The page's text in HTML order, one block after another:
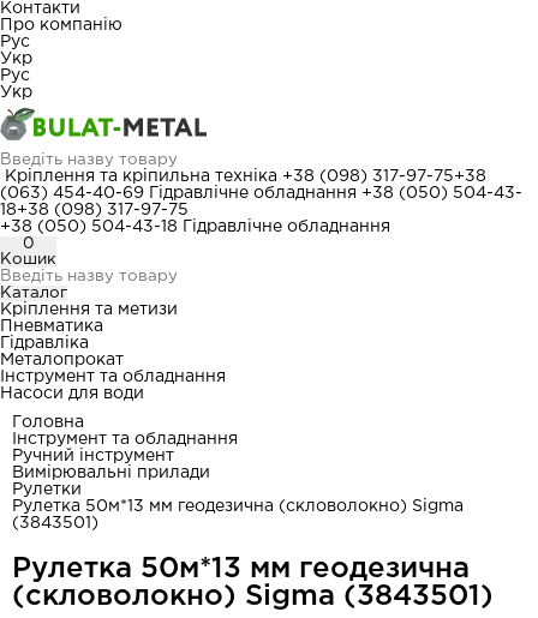
Контакти
Про компанію
Рус
Укр
Рус
Укр
Кріплення та кріпильна техніка +38 (098) 317-97-75+38
(063) 454-40-69
Гідравлічне обладнання +38 (050) 504-43-
18+38 (098) 317-97-75
+38 (050) 504-43-18
Гідравлічне обладнання
0
Кошик
Каталог
Кріплення та метизи
Пневматика
Гідравліка
Металопрокат
Інструмент та обладнання
Насоси для води
Головна
Інструмент та обладнання
Ручний інструмент
Вимірювальні прилади
Рулетки
Рулетка 50м*13 мм геодезична (скловолокно) Sigma
(3843501)
Рулетка 50м*13 мм геодезична
(скловолокно) Sigma (3843501)